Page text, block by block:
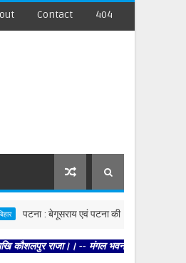
Contact 404
: बेगूसराय एवं पटना की घटनाओं पर स्वास्थ्य विभाग
राजा।। -- मंगल भवन अमंगल हारी। द्रवहु